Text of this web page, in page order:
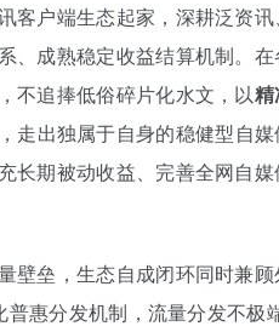
户端生态起家，深耕泛资讯
、成熟稳定收益结算机制。
不追捧低俗碎片化水文，以精
走出独属于自身的稳健型自媒
长期被动收益、完善全网自
壁垒，生态自成闭环同时兼
惠分发机制，流量分发不极